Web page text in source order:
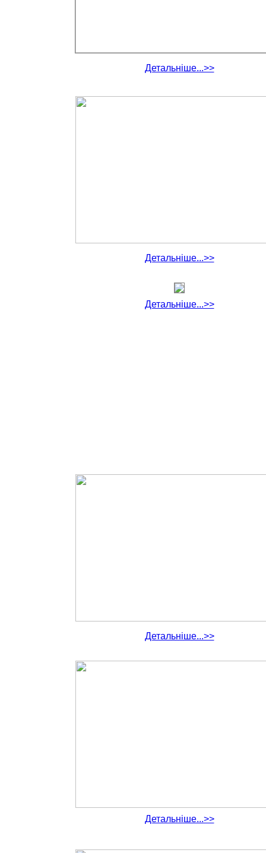
Детальніше...>>
Детальніше...>>
Детальніше...>>
Детальніше...>>
Детальніше...>>